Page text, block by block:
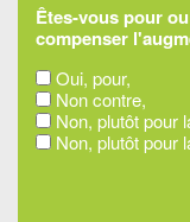
Êtes-vous pour
compenser
Oui, pour,
Non contre,
Non, plutôt pour
Non, plutôt pour